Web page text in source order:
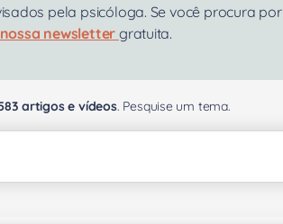
pela psicóloga. Se você procura por
newsletter gratuita.
artigos e vídeos. Pesquise um tema.